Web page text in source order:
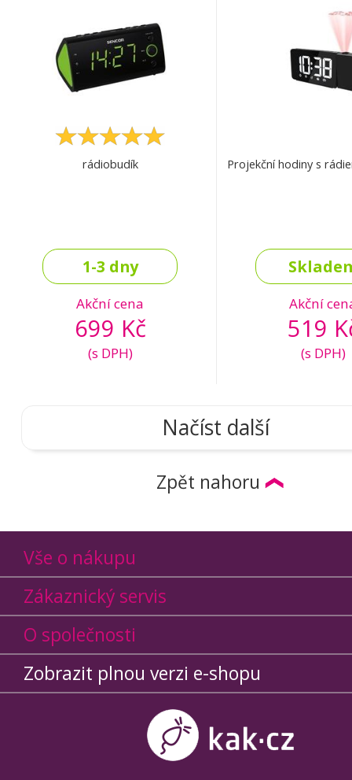
rádiobudík
1-3 dny
Akční cena
699 Kč
(s DPH)
Projekční hodiny s
Akční
519
(s DPH)
Načíst další
Zpět nahoru
Vše o nákupu
Zákaznický servis
O společnosti
Zobrazit plnou verzi e-shopu